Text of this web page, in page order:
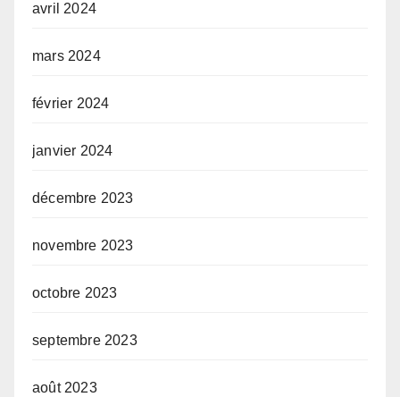
avril 2024
mars 2024
février 2024
janvier 2024
décembre 2023
novembre 2023
octobre 2023
septembre 2023
août 2023